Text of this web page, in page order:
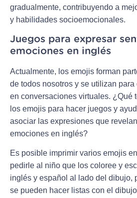
gradualmente, contribuyendo a
y habilidades socioemocionales.
Juegos para expresar
emociones en inglés
Actualmente, los emojis forman
de todos nosotros y se utilizan
en conversaciones virtuales. ¿Qué
los emojis para hacer juegos y
asociar las expresiones que
emociones en inglés?
Es posible imprimir varios emojis
pedirle al niño que los coloree y
inglés y español al lado del dibujo,
se pueden hacer listas con el